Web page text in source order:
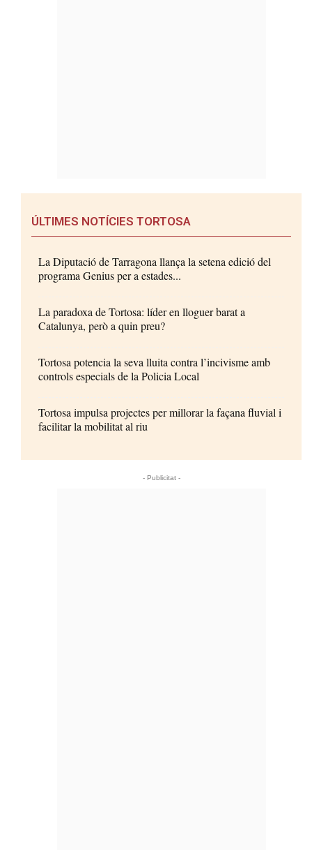
ÚLTIMES NOTÍCIES TORTOSA
La Diputació de Tarragona llança la setena edició del
programa Genius per a estades...
La paradoxa de Tortosa: líder en lloguer barat a
Catalunya, però a quin preu?
Tortosa potencia la seva lluita contra l’incivisme amb
controls especials de la Policia Local
Tortosa impulsa projectes per millorar la façana fluvial i
facilitar la mobilitat al riu
- Publicitat -